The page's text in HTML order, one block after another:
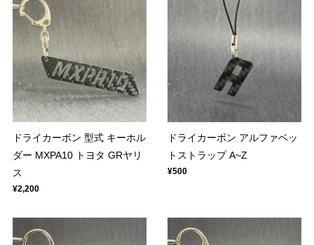
ドライカーボン 型式 キーホル
ダー MXPA10 トヨタ GRヤリ
ス
¥2,200
ドライカーボン アルファベッ
トストラップ A~Z
¥500